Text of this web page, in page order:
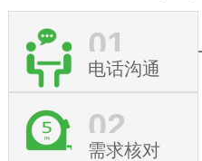
01
电话沟通
02
需求核对